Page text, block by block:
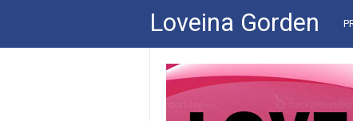
Loveina Gorden